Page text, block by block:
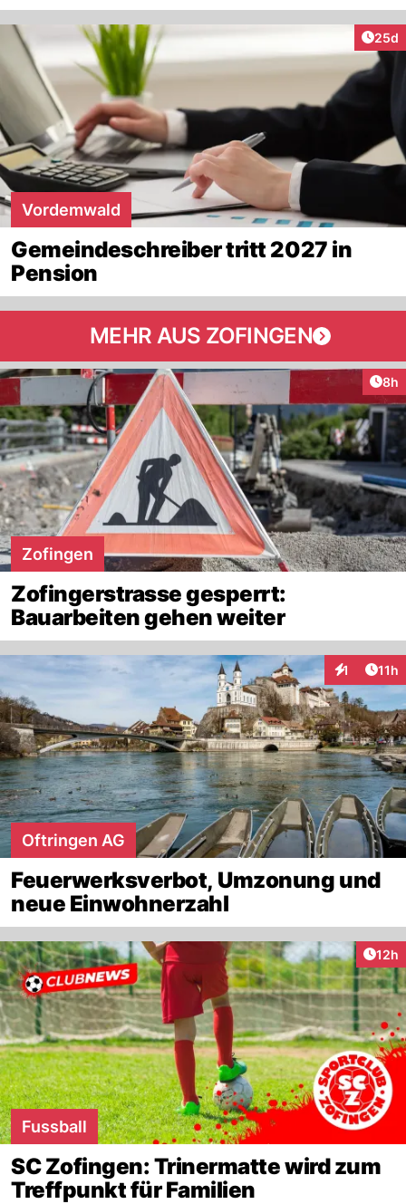
25d
Vordemwald
Gemeindeschreiber tritt 2027 in
Pension
MEHR AUS ZOFINGEN
8h
Zofingen
Zofingerstrasse gesperrt:
Bauarbeiten gehen weiter
1 11h
Oftringen AG
Feuerwerksverbot, Umzonung und
neue Einwohnerzahl
12h
Fussball
SC Zofingen: Trinermatte wird zum
Treffpunkt für Familien